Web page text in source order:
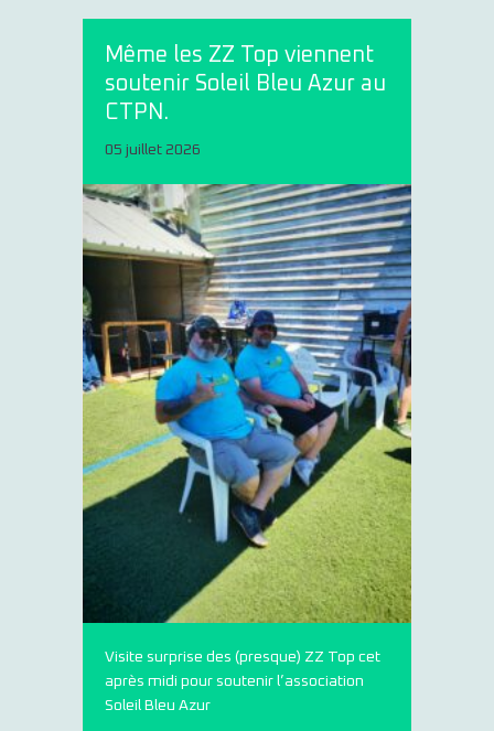
Même les ZZ Top viennent
soutenir Soleil Bleu Azur au
CTPN.
05 juillet 2026
Visite surprise des (presque) ZZ Top cet
après midi pour soutenir l’association
Soleil Bleu Azur